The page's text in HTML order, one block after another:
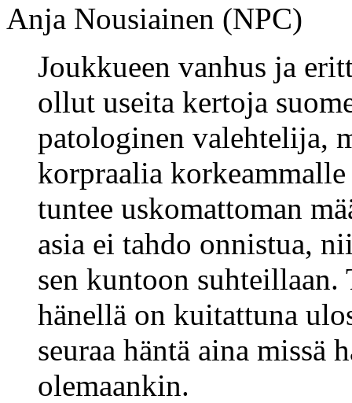
Anja Nousiainen (NPC)
Joukkueen vanhus ja
ollut useita kertoja
patologinen valehtelija,
korpraalia
tuntee uskomattoman
asia ei tahdo onnistua,
sen kuntoon suhteillaan.
hänellä on kuitattuna
seuraa häntä aina missä
olemaankin.